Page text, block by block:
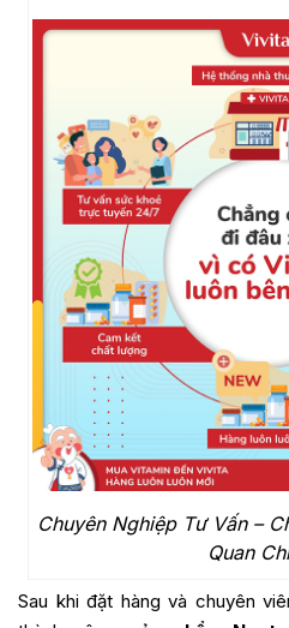
Chuyên Nghiệp Tư Vấn –
Quan
Sau khi đặt hàng và chuyên